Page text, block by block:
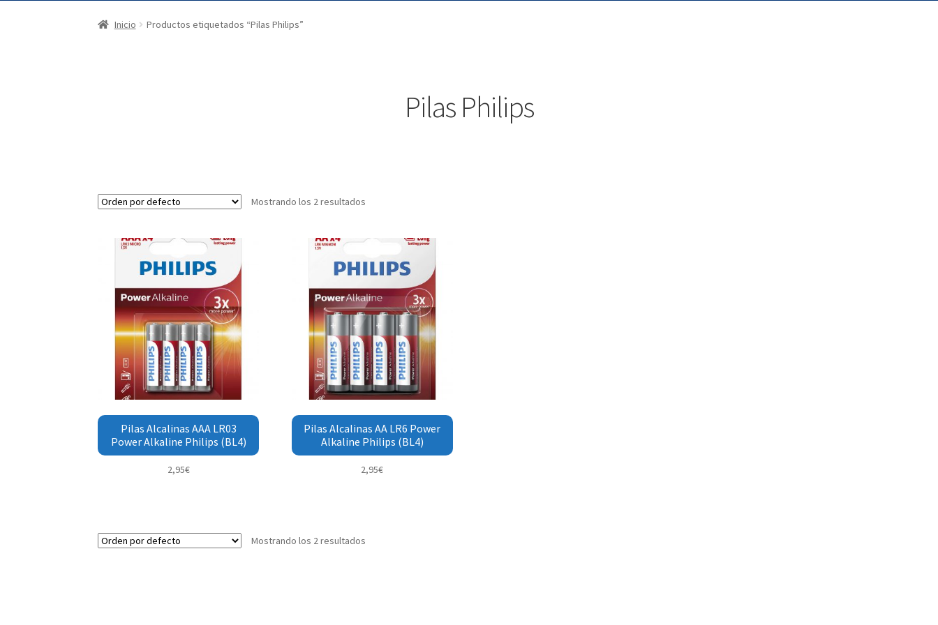
Inicio Productos etiquetados “Pilas Philips”
Pilas Philips
Mostrando los 2 resultados
Pilas Alcalinas AAA LR03
Power Alkaline Philips (BL4)
2,95€
Pilas Alcalinas AA LR6 Power
Alkaline Philips (BL4)
2,95€
Mostrando los 2 resultados